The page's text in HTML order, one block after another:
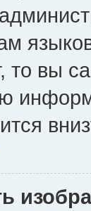
то вы